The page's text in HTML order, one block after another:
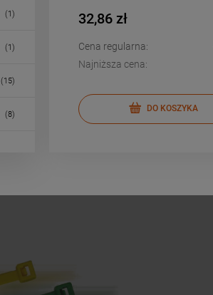
(1)
(1)
(15)
(8)
32,86 zł
Cena regularna:
Najniższa cena:
DO KOSZYKA